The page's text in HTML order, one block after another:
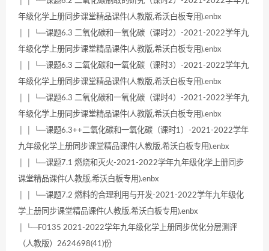
年级化学上册同步课堂精品课件(人教版,希沃白板专用).enbx
│ │ └─课题6.3 二氧化碳和一氧化碳（课时2）-2021-2022学年九
年级化学上册同步课堂精品课件(人教版,希沃白板专用).enbx
│ │ └─课题6.3 二氧化碳和一氧化碳（课时3）-2021-2022学年九
年级化学上册同步课堂精品课件(人教版,希沃白板专用).enbx
│ │ └─课题6.3 二氧化碳和一氧化碳（课时4）-2021-2022学年九
年级化学上册同步课堂精品课件(人教版,希沃白板专用).enbx
│ │ └─课题6.3++二氧化碳和一氧化碳（课时1）-2021-2022学年
九年级化学上册同步课堂精品课件(人教版,希沃白板专用).enbx
│ │ └─课题7.1 燃烧和灭火-2021-2022学年九年级化学上册同步
课堂精品课件(人教版,希沃白板专用).enbx
│ │ └─课题7.2 燃料的合理利用与开发-2021-2022学年九年级化
学上册同步课堂精品课件(人教版,希沃白板专用).enbx
│ └─F0135 2021-2022学年九年级化学上册同步优化分层测评
（人教版）2624698(41)份